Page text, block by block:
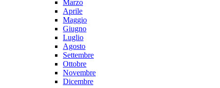
Marzo
Aprile
Maggio
Giugno
Luglio
Agosto
Settembre
Ottobre
Novembre
Dicembre